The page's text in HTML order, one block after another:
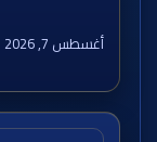
أغسطس 7, 2026